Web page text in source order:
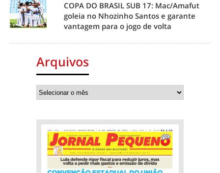
COPA DO BRASIL SUB 17: Mac/Amafut
goleia no Nhozinho Santos e garante
vantagem para o jogo de volta
Arquivos